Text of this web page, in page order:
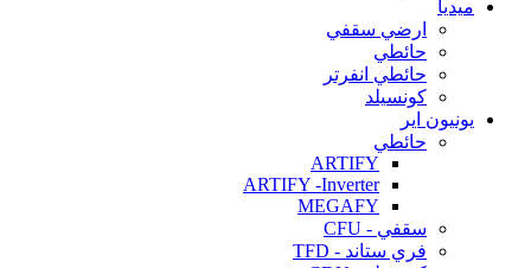
ميديا
ارضي سقفي
حائطي
حائطي انفرتر
كونسيلد
يونيون اير
حائطي
ARTIFY
ARTIFY -Inverter
MEGAFY
سقفي - CFU
فري ستاند - TFD